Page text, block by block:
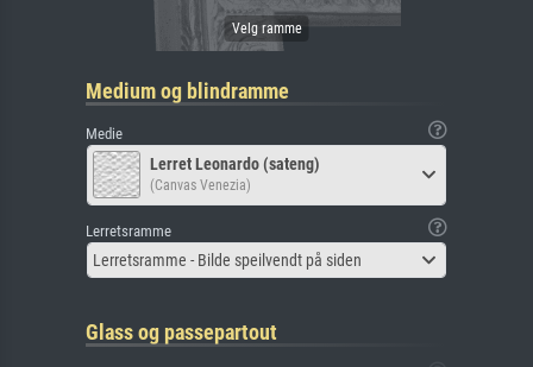
Medium og blindramme
Medie
Lerret Leonardo (sateng)
(Canvas Venezia)
Lerretsramme
Lerretsramme - Bilde speilvendt på siden
Glass og passepartout